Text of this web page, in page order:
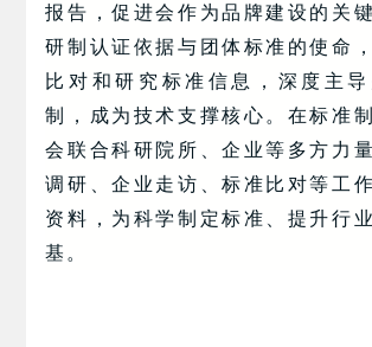
报告，促进会作为品牌建设的关
研制认证依据与团体标准的使命
比对和研究标准信息，深度主
制，成为技术支撑核心。在标准
会联合科研院所、企业等多方力
调研、企业走访、标准比对等工
资料，为科学制定标准、提升行
基。